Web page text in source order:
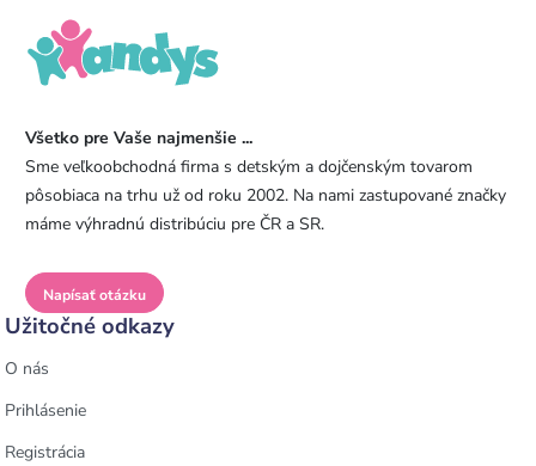
Všetko pre Vaše najmenšie ...
Sme veľkoobchodná firma s detským a dojčenským tovarom
pôsobiaca na trhu už od roku 2002. Na nami zastupované značky
máme výhradnú distribúciu pre ČR a SR.
Napísať otázku
Užitočné odkazy
O nás
Prihlásenie
Registrácia